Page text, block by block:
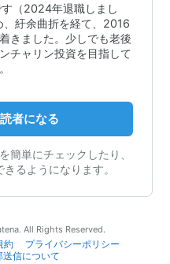
（2024年退職しまし
紆余曲折を経て、2016
きました。少しでも老後
チャリン投資を目指して
者になる
簡単にチェックしたり、
るようになります。
All Rights Reserved.
約
プライバシーポリシー
信について